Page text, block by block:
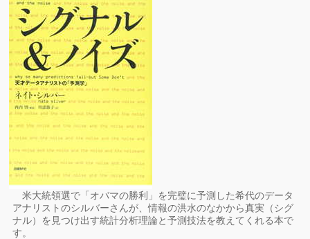
米大統領選で「オバマの勝利」を完璧に予測した希代のデータ
アナリストのシルバーさんが、情報の洪水のなかから真実（シグ
ナル）を見つけ出す統計分析理論と予測技法を教えてくれる本で
す。